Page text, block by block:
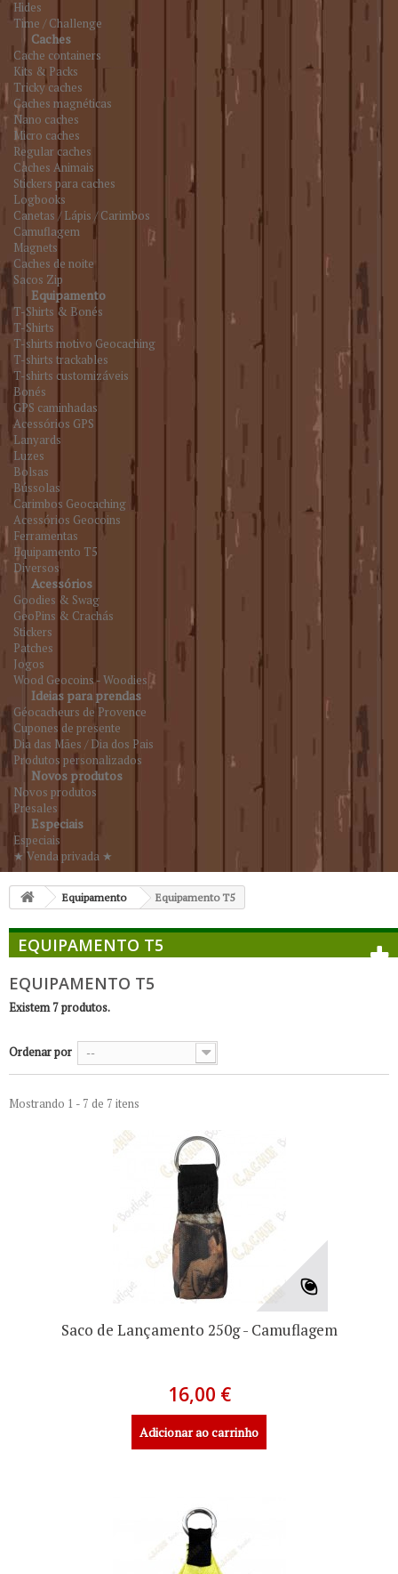
Hides
Time / Challenge
Caches
Cache containers
Kits & Packs
Tricky caches
Caches magnéticas
Nano caches
Micro caches
Regular caches
Caches Animais
Stickers para caches
Logbooks
Canetas / Lápis / Carimbos
Camuflagem
Magnets
Caches de noite
Sacos Zip
Equipamento
T-Shirts & Bonés
T-Shirts
T-shirts motivo Geocaching
T-shirts trackables
T-shirts customizáveis
Bonés
GPS caminhadas
Acessórios GPS
Lanyards
Luzes
Bolsas
Bússolas
Carimbos Geocaching
Acessórios Geocoins
Ferramentas
Equipamento T5
Diversos
Acessórios
Goodies & Swag
GeoPins & Crachás
Stickers
Patches
Jogos
Wood Geocoins - Woodies
Ideias para prendas
Géocacheurs de Provence
Cupones de presente
Dia das Mães / Dia dos Pais
Produtos personalizados
Novos produtos
Novos produtos
Presales
Especiais
Especiais
★ Venda privada ★
Equipamento Equipamento T5
EQUIPAMENTO T5
EQUIPAMENTO T5
Existem 7 produtos.
Ordenar por --
Mostrando 1 - 7 de 7 itens
Saco de Lançamento 250g - Camuflagem
16,00 €
Adicionar ao carrinho